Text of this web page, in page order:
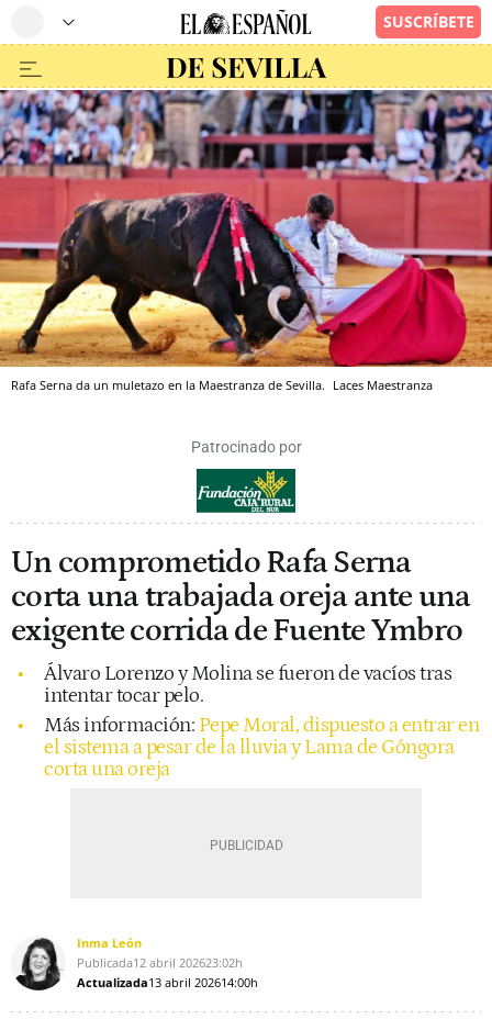
Rafa Serna da un muletazo en la Maestranza de Sevilla. Laces Maestranza
Patrocinado por
Un comprometido Rafa Serna
corta una trabajada oreja ante una
exigente corrida de Fuente Ymbro
Álvaro Lorenzo y Molina se fueron de vacíos tras
intentar tocar pelo.
Más información: Pepe Moral, dispuesto a entrar en
el sistema a pesar de la lluvia y Lama de Góngora
corta una oreja
Inma León
Publicada12 abril 202623:02h
Actualizada13 abril 202614:00h